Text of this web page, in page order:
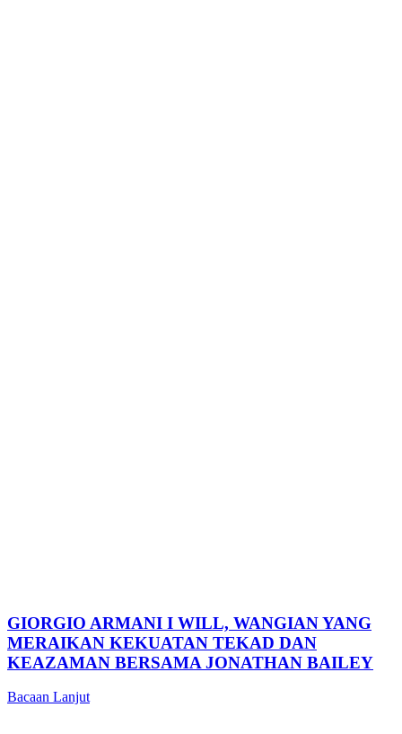
GIORGIO ARMANI I WILL, WANGIAN YANG
MERAIKAN KEKUATAN TEKAD DAN
KEAZAMAN BERSAMA JONATHAN BAILEY
Bacaan Lanjut